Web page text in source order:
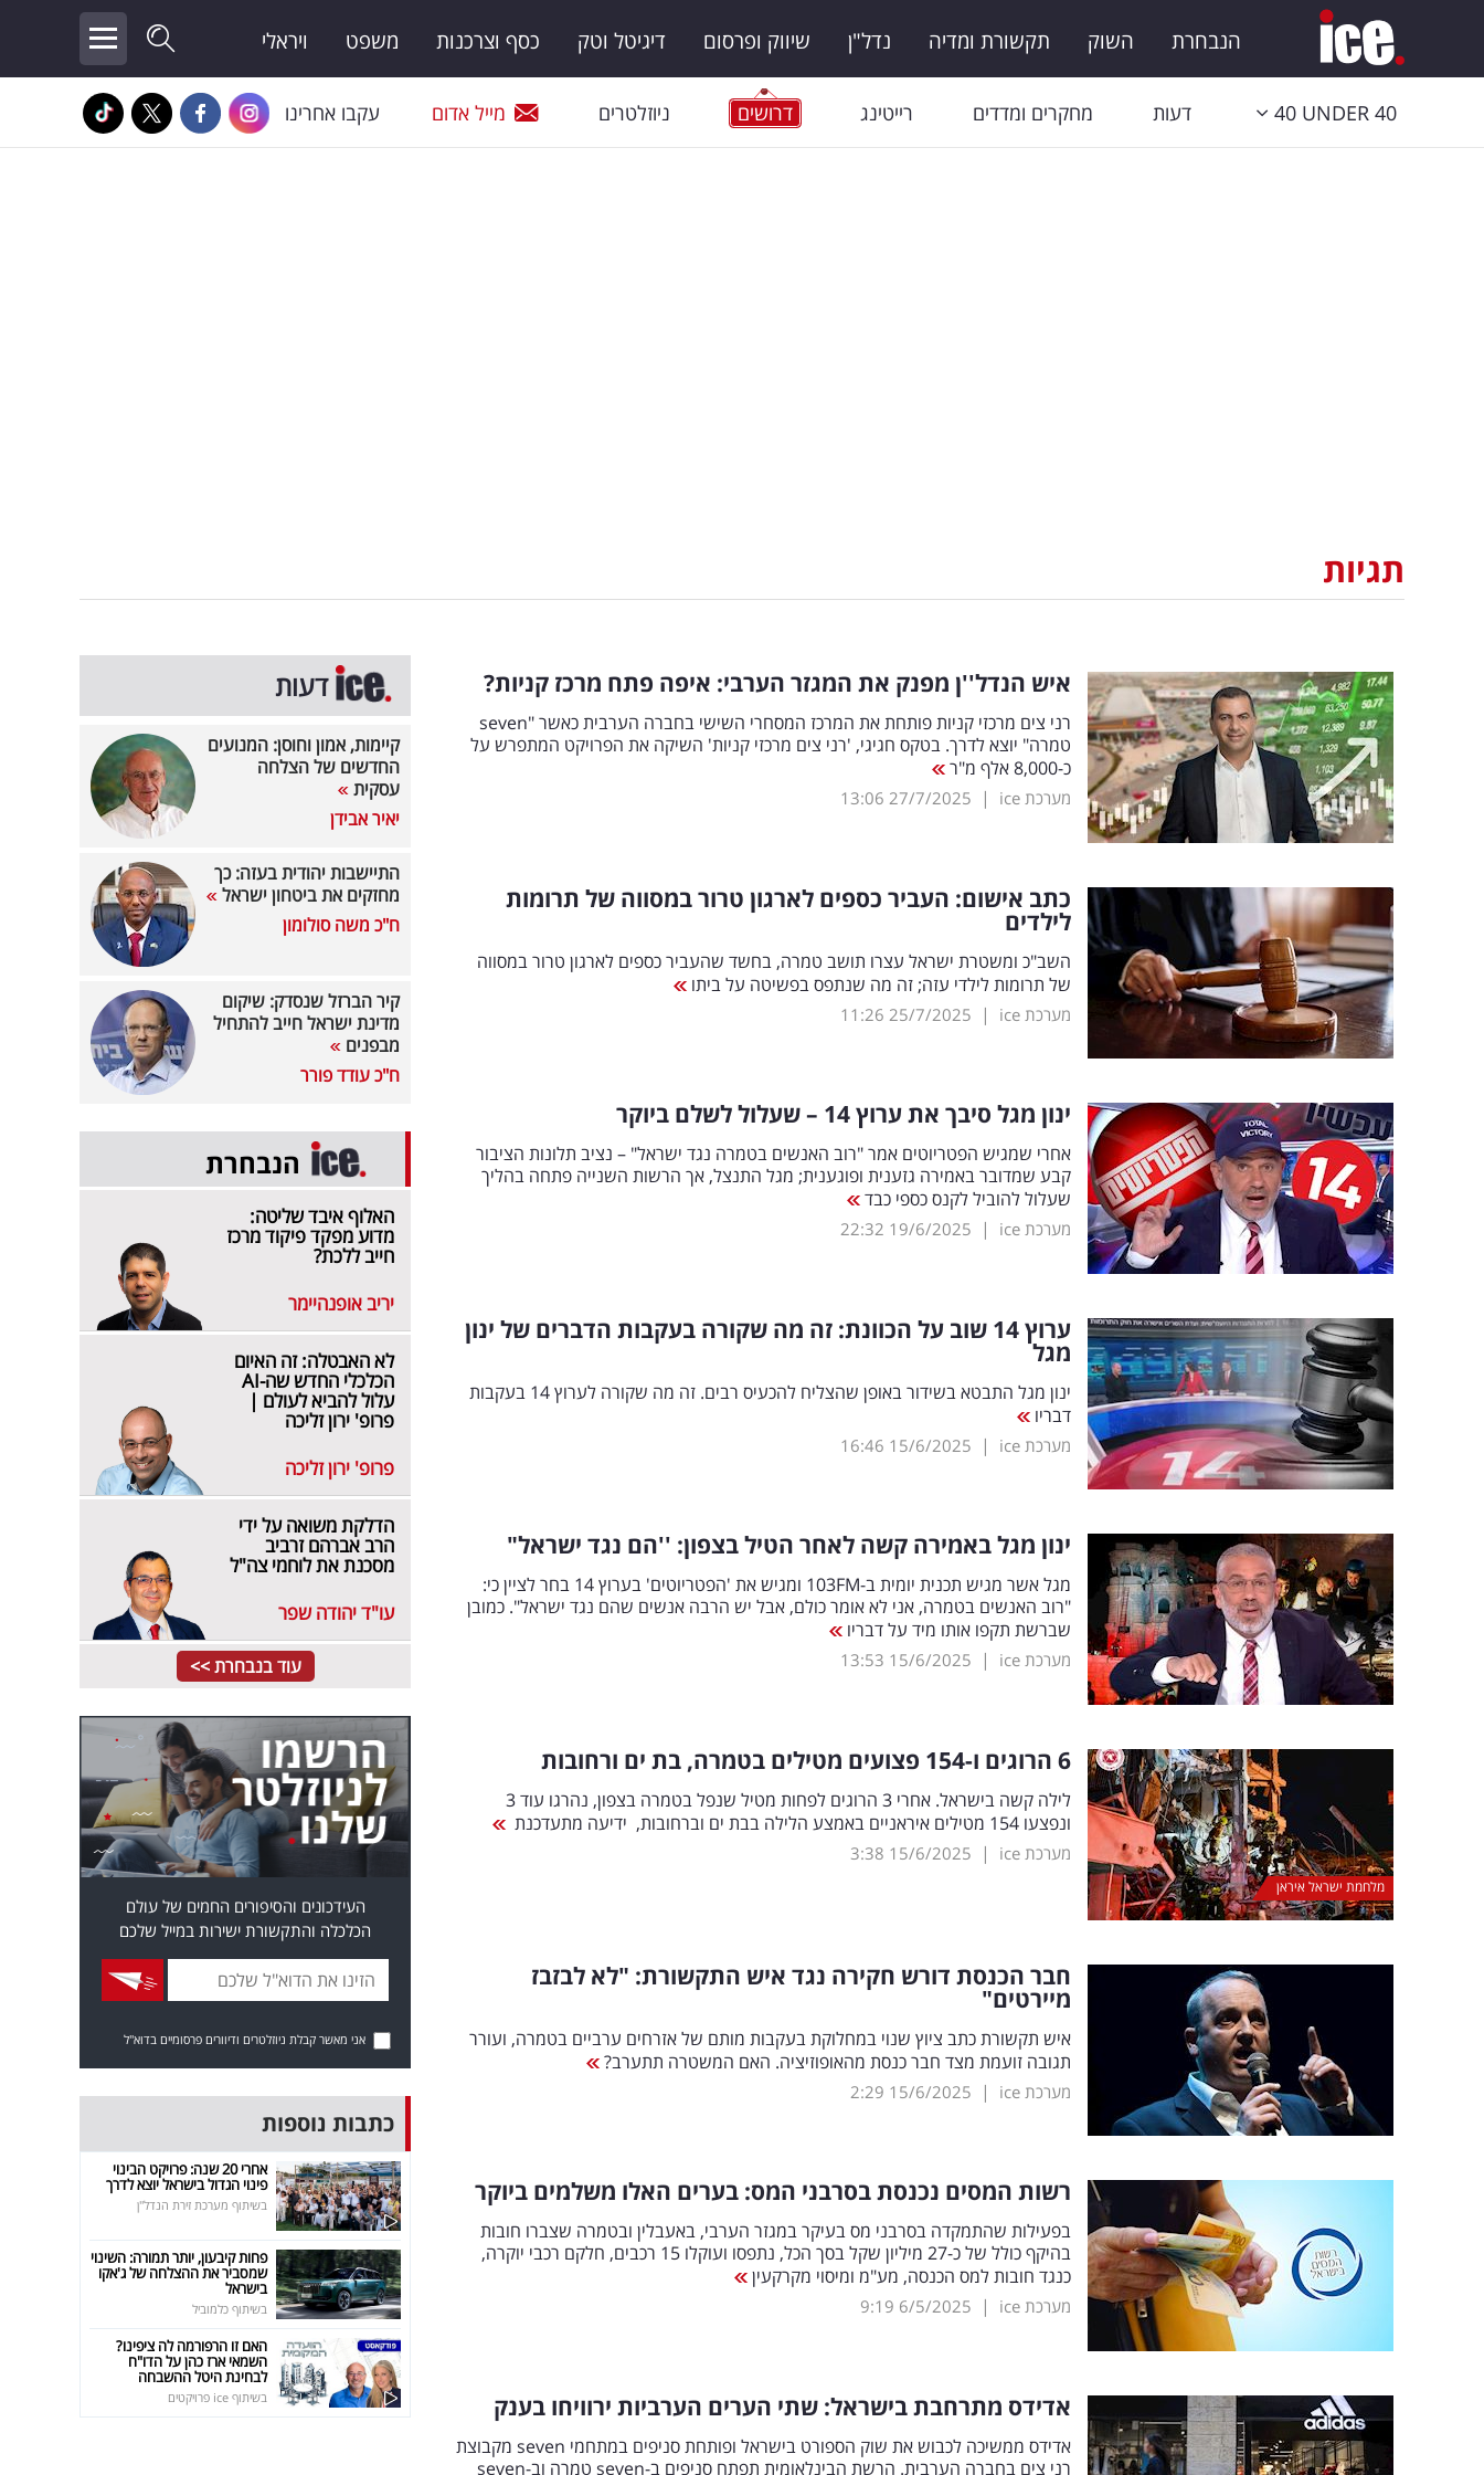
הנבחרת השוק תקשורת ומדיה נדל"ן שיווק ופרסום דיגיטל וטק כסף וצרכנות משפט ויראלי
40 UNDER 40 דעות מחקרים ומדדים רייטינג דרושים ניוזלטרים מייל אדום עקבו אחרינו
תגיות
איש הנדל''ן מפנק את המגזר הערבי: איפה פתח מרכז קניות?
רני צים מרכזי קניות פותחת את המרכז המסחרי השישי בחברה הערבית כאשר "seven
טמרה" יוצא לדרך. בטקס חגיגי, 'רני צים מרכזי קניות' השיקה את הפרויקט המתפרש על
כ-8,000 אלף מ"ר
מערכת ice |
27/7/2025
13:06
כתב אישום: העביר כספים לארגון טרור במסווה של תרומות
לילדים
השב"כ ומשטרת ישראל עצרו תושב טמרה, בחשד שהעביר כספים לארגון טרור במסווה
של תרומות לילדי עזה; זה מה שנתפס בפשיטה על ביתו
מערכת ice |
25/7/2025
11:26
ינון מגל סיבך את ערוץ 14 – שעלול לשלם ביוקר
אחרי שמגיש הפטריוטים אמר "רוב האנשים בטמרה נגד ישראל" – נציב תלונות הציבור
קבע שמדובר באמירה גזענית ופוגענית; מגל התנצל, אך הרשות השנייה פתחה בהליך
שעלול להוביל לקנס כספי כבד
מערכת ice |
19/6/2025
22:32
ערוץ 14 שוב על הכוונת: זה מה שקורה בעקבות הדברים של ינון
מגל
ינון מגל התבטא בשידור באופן שהצליח להכעיס רבים. זה מה שקורה לערוץ 14 בעקבות
דבריו
מערכת ice |
15/6/2025
16:46
ינון מגל באמירה קשה לאחר הטיל בצפון: ''הם נגד ישראל"
מגל אשר מגיש תכנית יומית ב-103FM ומגיש את 'הפטריוטים' בערוץ 14 בחר לציין כי:
"רוב האנשים בטמרה, אני לא אומר כולם, אבל יש הרבה אנשים שהם נגד ישראל". כמובן
שברשת תקפו אותו מיד על דבריו
מערכת ice |
15/6/2025
13:53
מלחמת ישראל איראן
6 הרוגים ו-154 פצועים מטילים בטמרה, בת ים ורחובות
לילה קשה בישראל. אחרי 3 הרוגים לפחות מטיל שנפל בטמרה בצפון, נהרגו עוד 3
ונפצעו 154 מטילים איראניים באמצע הלילה בבת ים וברחובות, ידיעה מתעדכנת
מערכת ice |
15/6/2025
3:38
חבר הכנסת דורש חקירה נגד איש התקשורת: "לא לבזבז
מיירטים"
איש תקשורת כתב ציוץ שנוי במחלוקת בעקבות מותם של אזרחים ערביים בטמרה, ועורר
תגובה זועמת מצד חבר כנסת מהאופוזיציה. האם המשטרה תתערב?
מערכת ice |
15/6/2025
2:29
רשות המסים נכנסת בסרבני המס: בערים האלו משלמים ביוקר
בפעילות שהתמקדה בסרבני מס בעיקר במגזר הערבי, באעבלין ובטמרה שצברו חובות
בהיקף כולל של כ-27 מיליון שקל בסך הכל, נתפסו ועוקלו 15 רכבים, חלקם רכבי יוקרה,
כנגד חובות למס הכנסה, מע"מ ומיסוי מקרקעין
מערכת ice |
6/5/2025
9:19
אדידס מתרחבת בישראל: שתי הערים הערביות ירוויחו בענק
אדידס ממשיכה לכבוש את שוק הספורט בישראל ופותחת סניפים במתחמי seven מקבוצת
רני צים בחברה הערבית. הרשת הבינלאומית תפתח סניפים ב-seven טמרה וב-seven
דעות
קיימות, אמון וחוסן: המנועים
החדשים של הצלחה
עסקית
יאיר אבידן
התיישבות יהודית בעזה: כך
מחזקים את ביטחון ישראל
ח"כ משה סולומון
קיר הברזל שנסדק: שיקום
מדינת ישראל חייב להתחיל
מבפנים
ח"כ עודד פורר
הנבחרת
האלוף איבד שליטה:
מדוע מפקד פיקוד מרכז
חייב ללכת?
יריב אופנהיימר
לא האבטלה: זה האיום
הכלכלי החדש שה-AI
עלול להביא לעולם |
פרופ' ירון זליכה
פרופ' ירון זליכה
הדלקת משואה על ידי
הרב אברהם זרביב
מסכנת את לוחמי צה"ל
עו"ד יהודה שפר
עוד בנבחרת >>
העידכונים והסיפורים החמים של עולם
הכלכלה והתקשורת ישירות במייל שלכם
אני מאשר קבלת ניוזלטרים ודיוורים פרסומיים בדוא"ל
כתבות נוספות
אחרי 20 שנה: פרויקט הבינוי
פינוי הגדול בישראל יוצא לדרך
בשיתוף מערכת זירת הנדל"ן
פחות קיבעון, יותר תמורה: השינוי
שמסביר את ההצלחה של ג'אקו
בישראל
בשיתוף כלמוביל
האם זו הרפורמה לה ציפינו?
השמאי ארז כהן על הדו"ח
לבחינת היטל ההשבחה
בשיתוף ice פרויקטים